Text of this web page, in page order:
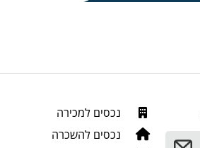
נכסים למכירה
נכסים להשכרה